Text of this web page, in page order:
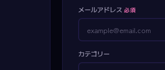
メールアドレス 必須
カテゴリー